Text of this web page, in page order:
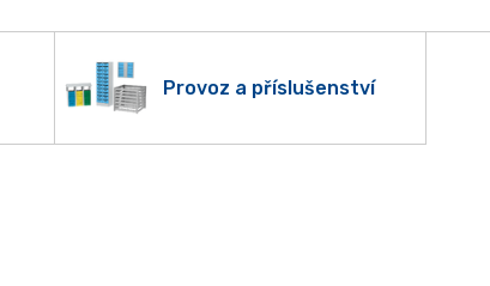
Provoz a příslušenství